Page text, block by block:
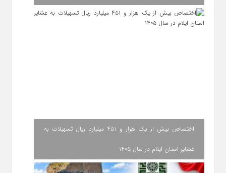
اختصاص بیش از یک هزار و ۴۵۱ میلیارد ریال تسهیلات به
عشایر استان ایلام در سال ۱۴۰۵